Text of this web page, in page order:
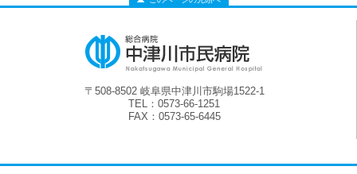
〒508-8502 岐阜県中津川市駒場1522-1
TEL：0573-66-1251
FAX：0573-65-6445